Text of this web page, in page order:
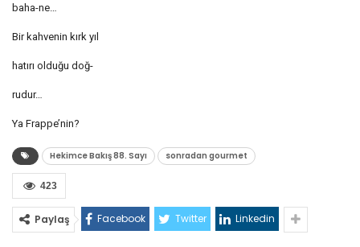
baha-ne…
Bir kahvenin kırk yıl
hatırı olduğu doğ-
rudur…
Ya Frappe’nin?
Hekimce Bakış 88. Sayı sonradan gourmet
423
Paylaş Facebook Twitter Linkedin